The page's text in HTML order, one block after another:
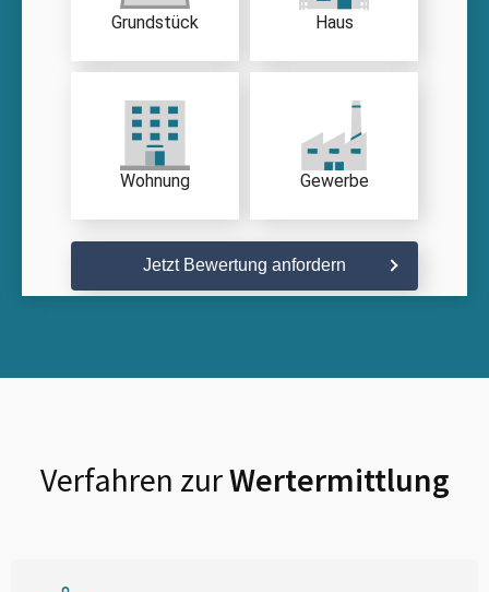
Grundstück Haus
Wohnung Gewerbe
Jetzt Bewertung anfordern
Verfahren zurWertermittlung